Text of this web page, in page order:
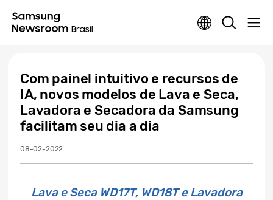
Com painel intuitivo e recursos de
IA, novos modelos de Lava e Seca,
Lavadora e Secadora da Samsung
facilitam seu dia a dia
08-02-2022
Lava e Seca WD17T, WD18T e Lavadora